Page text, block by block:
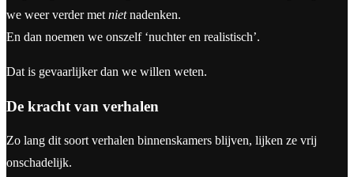
we weer verder met nietnadenken.
En dan noemen we onszelf ‘nuchter en realistisch’.
Dat is gevaarlijker dan we willen weten.
De kracht van verhalen
Zo lang dit soort verhalen binnenskamers blijven, lijken ze vrij
onschadelijk.